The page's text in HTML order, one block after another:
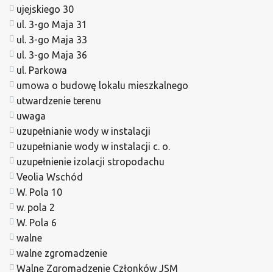
ujejskiego 30
ul. 3-go Maja 31
ul. 3-go Maja 33
ul. 3-go Maja 36
ul. Parkowa
umowa o budowę lokalu mieszkalnego
utwardzenie terenu
uwaga
uzupełnianie wody w instalacji
uzupełnianie wody w instalacji c. o.
uzupełnienie izolacji stropodachu
Veolia Wschód
W. Pola 10
w. pola 2
W. Pola 6
walne
walne zgromadzenie
Walne Zgromadzenie Członków JSM